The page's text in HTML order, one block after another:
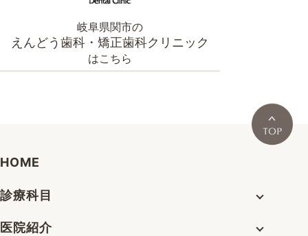
岐阜県関市の
えんどう歯科・矯正歯科クリニック
はこちら
HOME
診療科目
医院紹介